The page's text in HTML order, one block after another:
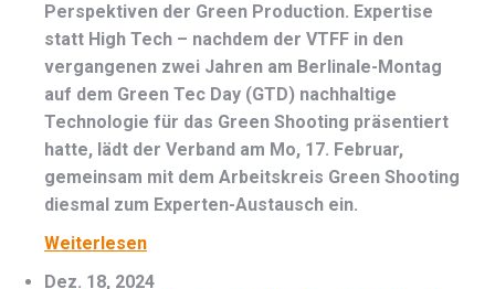
Perspektiven der Green Production. Expertise
statt High Tech – nachdem der VTFF in den
vergangenen zwei Jahren am Berlinale-Montag
auf dem Green Tec Day (GTD) nachhaltige
Technologie für das Green Shooting präsentiert
hatte, lädt der Verband am Mo, 17. Februar,
gemeinsam mit dem Arbeitskreis Green Shooting
diesmal zum Experten-Austausch ein.
Weiterlesen
Dez. 18, 2024